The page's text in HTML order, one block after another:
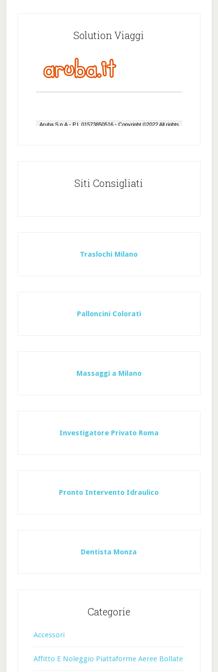
Solution Viaggi
Siti Consigliati
Traslochi Milano
Palloncini Colorati
Massaggi a Milano
Investigatore Privato Roma
Pronto Intervento Idraulico
Dentista Monza
Categorie
Accessori
Affitto E Noleggio Piattaforme Aeree Bollate